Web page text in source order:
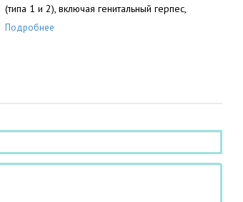
(типа 1 и 2), включая генитальный герпес,
герпетические поражения у больных
Подробнее